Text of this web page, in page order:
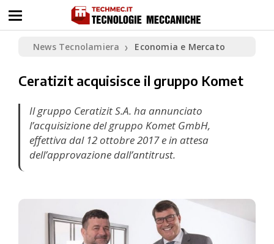
News Tecnolamiera ❯ Economia e Mercato
Ceratizit acquisisce il gruppo Komet
Il gruppo Ceratizit S.A. ha annunciato
l’acquisizione del gruppo Komet GmbH,
effettiva dal 12 ottobre 2017 e in attesa
dell’approvazione dall’antitrust.